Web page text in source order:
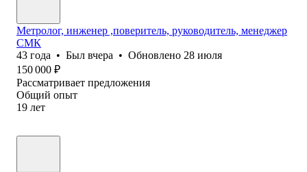
Метролог, инженер ,поверитель, руководитель, менеджер
СМК
43 года • Был вчера • Обновлено 28 июля
150 000 ₽
Рассматривает предложения
Общий опыт
19 лет